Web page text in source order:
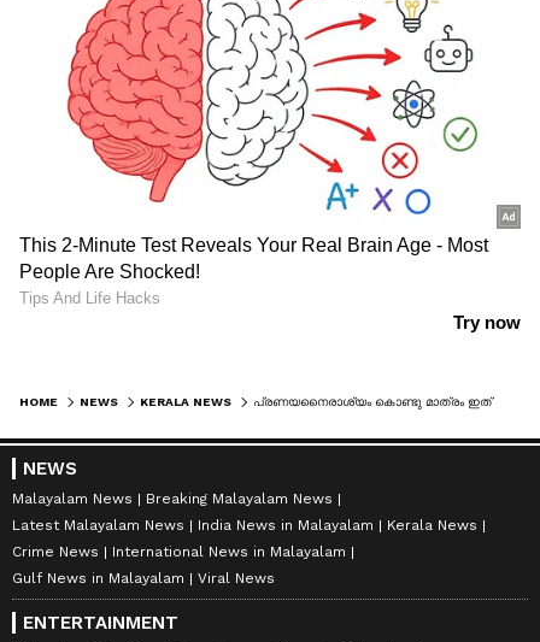
HOME NEWS KERALA NEWS പ്രണയനൈരാശ്യം കൊണ്ടു മാത്രം ഇത്ര ഭീകരമായ ഒരു കളവ് പറയുമോ? സംശയങ്ങൾ ബാക്കിയെന്ന് പൊലീസ്, വ്യാജ പോക്സോയിൽ ദുരൂഹത നീക്കിയ ശേഷം റിപ്പോർട്ട് നൽകും
NEWS
Malayalam News
Breaking Malayalam News
Latest Malayalam News
India News in Malayalam
Kerala News
Crime News
International News in Malayalam
Gulf News in Malayalam
Viral News
ENTERTAINMENT